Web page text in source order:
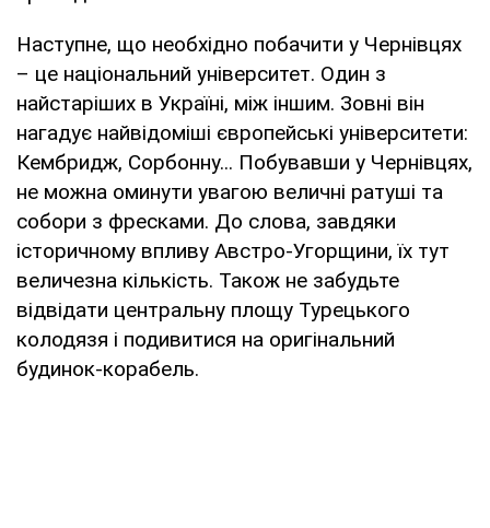
Наступне, що необхідно побачити у Чернівцях
– це національний університет. Один з
найстаріших в Україні, між іншим. Зовні він
нагадує найвідоміші європейські університети:
Кембридж, Сорбонну... Побувавши у Чернівцях,
не можна оминути увагою величні ратуші та
собори з фресками. До слова, завдяки
історичному впливу Австро-Угорщини, їх тут
величезна кількість. Також не забудьте
відвідати центральну площу Турецького
колодязя і подивитися на оригінальний
будинок-корабель.